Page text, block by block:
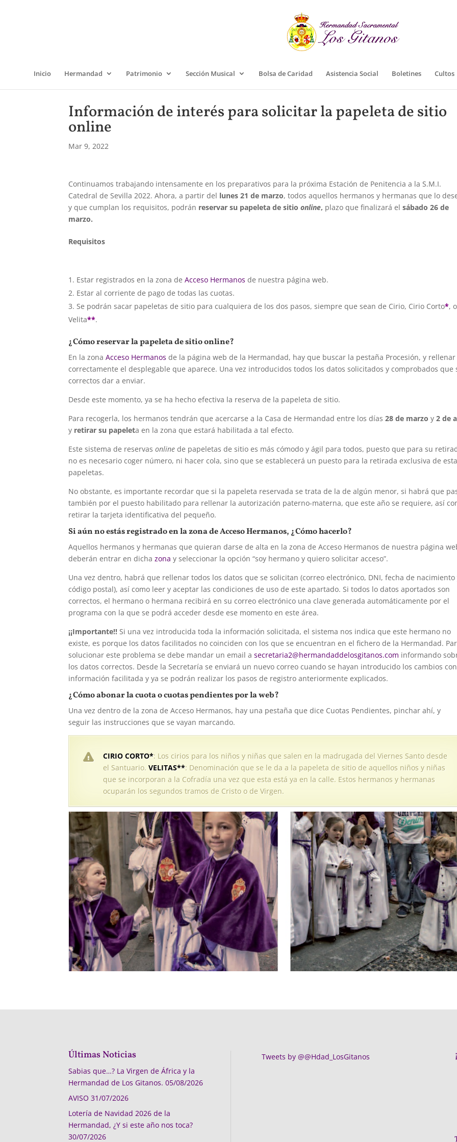
Inicio Hermandad Patrimonio Sección Musical Bolsa de Caridad Asistencia Social Boletines Cultos
Información de interés para solicitar la papeleta de sitio
online
Mar 9, 2022
Continuamos trabajando intensamente en los preparativos para la próxima Estación de Penitencia a la S.M.I.
Catedral de Sevilla 2022. Ahora, a partir del lunes 21 de marzo, todos aquellos hermanos y hermanas que lo
y que cumplan los requisitos, podrán reservar su papeleta de sitioonline, plazo que finalizará elsábado 26 de
marzo.
Requisitos
Estar registrados en la zona deAcceso Hermanos de nuestra página web.
Estar al corriente de pago de todas las cuotas.
Se podrán sacar papeletas de sitio para cualquiera de los dos pasos, siempre que sean de Cirio, Cirio Corto*, o
Velita**.
¿Cómo reservar la papeleta de sitio online?
En la zonaAcceso Hermanos de la página web de la Hermandad, hay que buscar la pestaña Procesión, y rellenar
correctamente el desplegable que aparece. Una vez introducidos todos los datos solicitados y comprobados que
correctos dar a enviar.
Desde este momento, ya se ha hecho efectiva la reserva de la papeleta de sitio.
Para recogerla, los hermanos tendrán que acercarse a la Casa de Hermandad entre los días28 de marzo y2 de
y retirar su papeleta en la zona que estará habilitada a tal efecto.
Este sistema de reservasonline de papeletas de sitio es más cómodo y ágil para todos, puesto que para su
no es necesario coger número, ni hacer cola, sino que se establecerá un puesto para la retirada exclusiva de
papeletas.
No obstante, es importante recordar que si la papeleta reservada se trata de la de algún menor, si habrá que
también por el puesto habilitado para rellenar la autorización paterno-materna, que este año se requiere, así
retirar la tarjeta identificativa del pequeño.
Si aún no estás registrado en la zona de Acceso Hermanos, ¿Cómo hacerlo?
Aquellos hermanos y hermanas que quieran darse de alta en la zona de Acceso Hermanos de nuestra página
deberán entrar en dichazona y seleccionar la opción “soy hermano y quiero solicitar acceso”.
Una vez dentro, habrá que rellenar todos los datos que se solicitan (correo electrónico, DNI, fecha de nacimiento
código postal), así como leer y aceptar las condiciones de uso de este apartado. Si todos lo datos aportados son
correctos, el hermano o hermana recibirá en su correo electrónico una clave generada automáticamente por el
programa con la que se podrá acceder desde ese momento en este área.
¡¡Importante!! Si una vez introducida toda la información solicitada, el sistema nos indica que este hermano no
existe, es porque los datos facilitados no coinciden con los que se encuentran en el fichero de la Hermandad.
solucionar este problema se debe mandar un email asecretaria2@hermandaddelosgitanos.com informando
los datos correctos. Desde la Secretaría se enviará un nuevo correo cuando se hayan introducido los cambios
información facilitada y ya se podrán realizar los pasos de registro anteriormente explicados.
¿Cómo abonar la cuota o cuotas pendientes por la web?
Una vez dentro de la zona de Acceso Hermanos, hay una pestaña que dice Cuotas Pendientes, pinchar ahí, y
seguir las instrucciones que se vayan marcando.
CIRIO CORTO*: Los cirios para los niños y niñas que salen en la madrugada del Viernes Santo desde
el Santuario.VELITAS**: Denominación que se le da a la papeleta de sitio de aquellos niños y niñas
que se incorporan a la Cofradía una vez que esta está ya en la calle. Estos hermanos y hermanas
ocuparán los segundos tramos de Cristo o de Virgen.
Últimas Noticias
Sabias que…? La Virgen de África y la
Hermandad de Los Gitanos. 05/08/2026
AVISO 31/07/2026
Lotería de Navidad 2026 de la
Hermandad, ¿Y si este año nos toca?
30/07/2026
Tweets by @@Hdad_LosGitanos